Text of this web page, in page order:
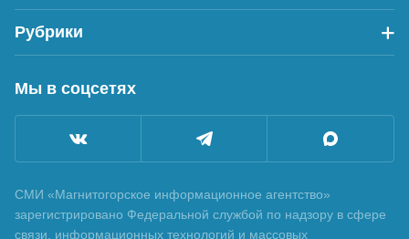
Рубрики
Мы в соцсетях
СМИ «Магнитогорское информационное агентство»
зарегистрировано Федеральной службой по надзору в сфере
связи, информационных технологий и массовых